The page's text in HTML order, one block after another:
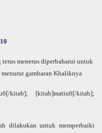
menerus diperbaharui untuk
gambaran Khaliknya
kitab]; [kitab]matiu6[/kitab];
dilakukan untuk memperbaiki